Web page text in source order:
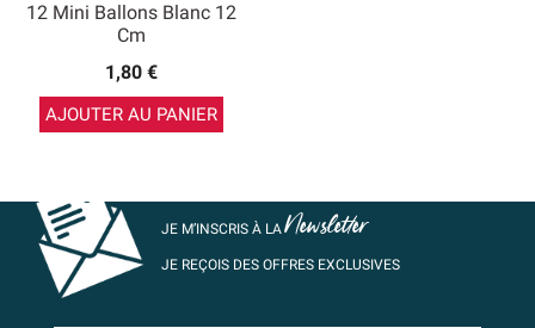
12 Mini Ballons Blanc 12
Cm
1,80 €
AJOUTER AU PANIER
JE M’INSCRIS À LANewsletter
JE REÇOIS DES OFFRES EXCLUSIVES